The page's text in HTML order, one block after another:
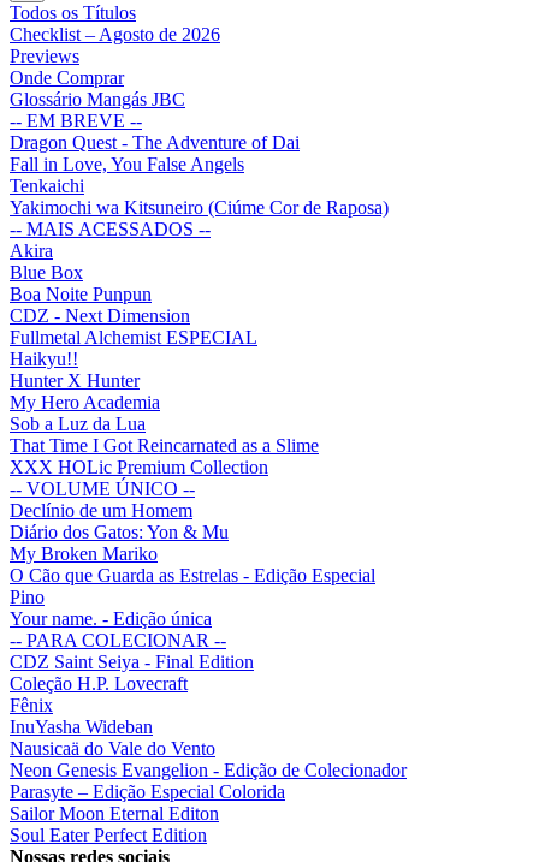
Todos os Títulos
Checklist – Agosto de 2026
Previews
Onde Comprar
Glossário Mangás JBC
-- EM BREVE --
Dragon Quest - The Adventure of Dai
Fall in Love, You False Angels
Tenkaichi
Yakimochi wa Kitsuneiro (Ciúme Cor de Raposa)
-- MAIS ACESSADOS --
Akira
Blue Box
Boa Noite Punpun
CDZ - Next Dimension
Fullmetal Alchemist ESPECIAL
Haikyu!!
Hunter X Hunter
My Hero Academia
Sob a Luz da Lua
That Time I Got Reincarnated as a Slime
XXX HOLic Premium Collection
-- VOLUME ÚNICO --
Declínio de um Homem
Diário dos Gatos: Yon & Mu
My Broken Mariko
O Cão que Guarda as Estrelas - Edição Especial
Pino
Your name. - Edição única
-- PARA COLECIONAR --
CDZ Saint Seiya - Final Edition
Coleção H.P. Lovecraft
Fênix
InuYasha Wideban
Nausicaä do Vale do Vento
Neon Genesis Evangelion - Edição de Colecionador
Parasyte – Edição Especial Colorida
Sailor Moon Eternal Editon
Soul Eater Perfect Edition
Nossas redes sociais